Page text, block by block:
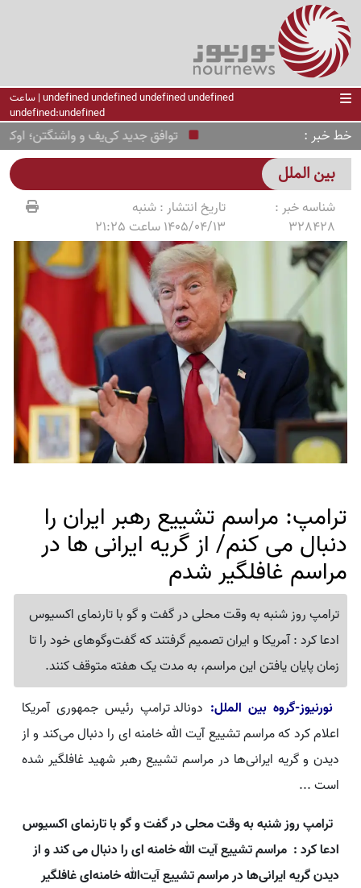
undefined undefined undefined undefined | ساعت
undefined:undefined
خط خبر توافق جدید کی‌یف و واشنگتن؛
بین الملل
شناسه خبر :
328428
تاریخ انتشار :شنبه
1405/04/13 ساعت 21:25
ترامپ: مراسم تشییع رهبر ایران را
دنبال می کنم/ از گریه ایرانی ها در
مراسم غافلگیر شدم
ترامپ روز شنبه به وقت محلی در گفت و گو با تارنمای اکسیوس
ادعا کرد : آمریکا و ایران تصمیم گرفتند که گفت‌وگوهای خود را تا
زمان پایان یافتن این مراسم، به مدت یک هفته متوقف کنند.
نورنیوز-گروه بین الملل: دونالد ترامپ رئیس جمهوری آمریکا
اعلام کرد که مراسم تشییع آیت الله خامنه ای را دنبال می‌کند و از
دیدن و گریه ایرانی‌ها در مراسم تشییع رهبر شهید غافلگیر شده
است ...
ترامپ روز شنبه به وقت محلی در گفت و گو با تارنمای اکسیوس
ادعا کرد : مراسم تشییع آیت الله خامنه ای را دنبال می کند و از
دیدن گریه ایرانی‌ها در مراسم تشییع آیت‌الله خامنه‌ای غافلگیر